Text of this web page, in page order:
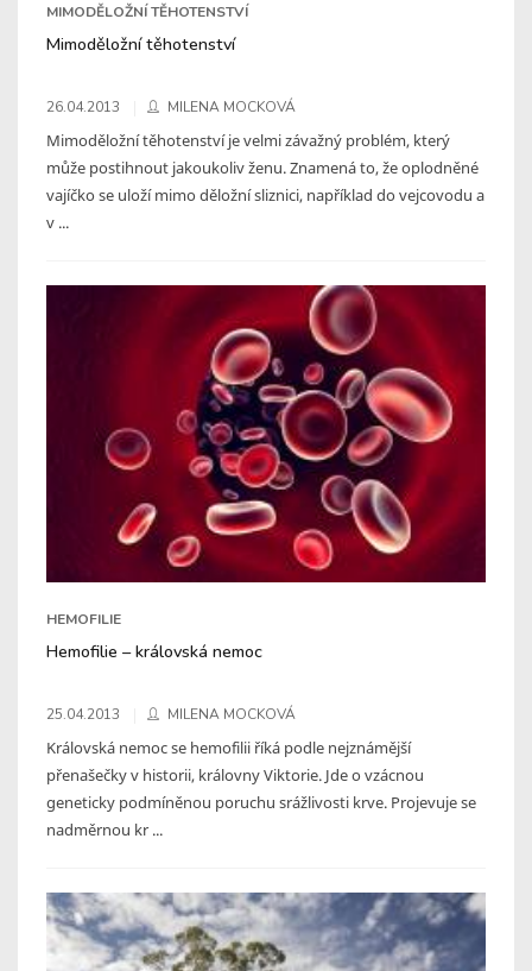
MIMODĚLOŽNÍ TĚHOTENSTVÍ
Mimoděložní těhotenství
26.04.2013 MILENA MOCKOVÁ
Mimoděložní těhotenství je velmi závažný problém, který
může postihnout jakoukoliv ženu. Znamená to, že oplodněné
vajíčko se uloží mimo děložní sliznici, například do vejcovodu a
v ...
HEMOFILIE
Hemofilie – královská nemoc
25.04.2013 MILENA MOCKOVÁ
Královská nemoc se hemofilii říká podle nejznámější
přenašečky v historii, královny Viktorie. Jde o vzácnou
geneticky podmíněnou poruchu srážlivosti krve. Projevuje se
nadměrnou kr ...